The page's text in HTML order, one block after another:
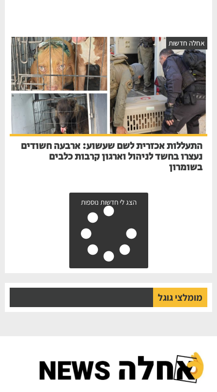
אחלה חדשות
התעללות אכזרית לשם שעשוע: ארבעה חשודים
נעצרו בחשד לניהול וארגון קרבות כלבים
בשומרון
הצג לי חדשות נוספות
מומלצי גוגל